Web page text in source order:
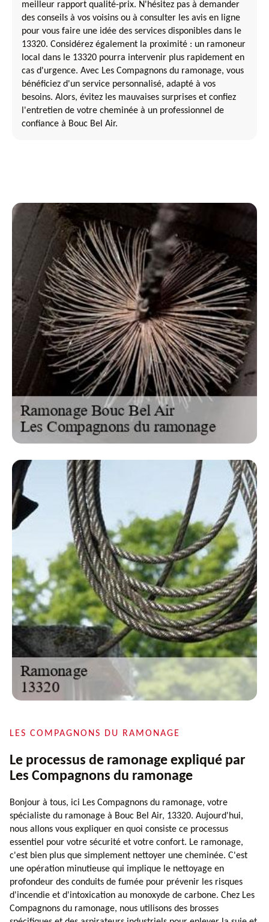
meilleur rapport qualité-prix. N'hésitez pas à demander
des conseils à vos voisins ou à consulter les avis en ligne
pour vous faire une idée des services disponibles dans le
13320. Considérez également la proximité : un ramoneur
local dans le 13320 pourra intervenir plus rapidement en
cas d'urgence. Avec Les Compagnons du ramonage, vous
bénéficiez d'un service personnalisé, adapté à vos
besoins. Alors, évitez les mauvaises surprises et confiez
l'entretien de votre cheminée à un professionnel de
confiance à Bouc Bel Air.
LES COMPAGNONS DU RAMONAGE
Le processus de ramonage expliqué par
Les Compagnons du ramonage
Bonjour à tous, ici Les Compagnons du ramonage, votre
spécialiste du ramonage à Bouc Bel Air, 13320. Aujourd'hui,
nous allons vous expliquer en quoi consiste ce processus
essentiel pour votre sécurité et votre confort. Le ramonage,
c'est bien plus que simplement nettoyer une cheminée. C'est
une opération minutieuse qui implique le nettoyage en
profondeur des conduits de fumée pour prévenir les risques
d'incendie et d'intoxication au monoxyde de carbone. Chez Les
Compagnons du ramonage, nous utilisons des brosses